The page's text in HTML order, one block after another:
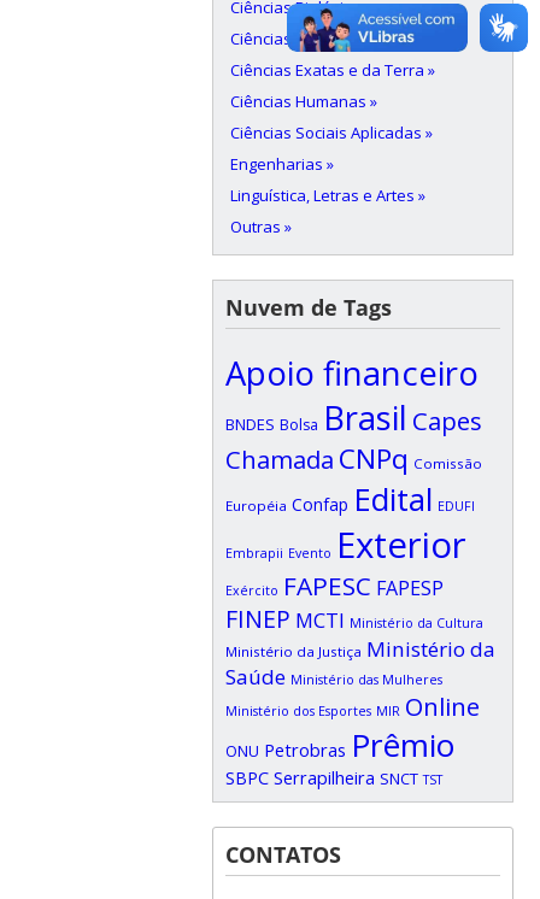
Ciências Biológicas »
Ciências da Saúde »
Ciências Exatas e da Terra »
Ciências Humanas »
Ciências Sociais Aplicadas »
Engenharias »
Linguística, Letras e Artes »
Outras »
Nuvem de Tags
Apoio financeiro
BNDES Bolsa Brasil Capes
Chamada CNPq Comissão
Européia Confap Edital EDUFI
Embrapii Evento Exterior
Exército FAPESC FAPESP
FINEP MCTI Ministério da Cultura
Ministério da Justiça Ministério da
Saúde Ministério das Mulheres
Ministério dos Esportes MIR Online
ONU Petrobras Prêmio
SBPC Serrapilheira SNCT TST
CONTATOS